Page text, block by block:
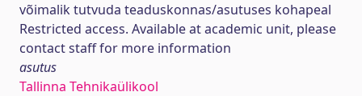
võimalik tutvuda teaduskonnas/asutuses kohapeal
Restricted access. Available at academic unit, please
contact staff for more information
asutus
Tallinna Tehnikaülikool